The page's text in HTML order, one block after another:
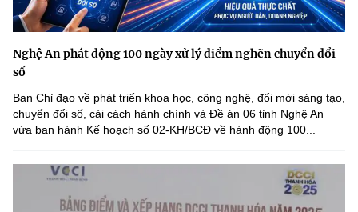
Nghệ An phát động 100 ngày xử lý điểm nghẽn chuyển đổi
số
Ban Chỉ đạo về phát triển khoa học, công nghệ, đổi mới sáng tạo,
chuyển đổi số, cải cách hành chính và Đề án 06 tỉnh Nghệ An
vừa ban hành Kế hoạch số 02-KH/BCĐ về hành động 100...